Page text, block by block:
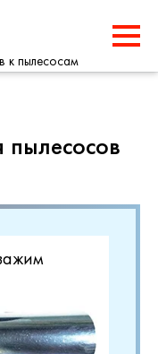
к пылесосам